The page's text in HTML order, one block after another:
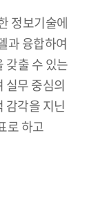
정보기술에
과 융합하여
갖출 수 있는
실무 중심의
감각을 지닌
로 하고